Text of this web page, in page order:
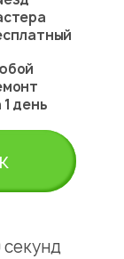
1 день
секунд